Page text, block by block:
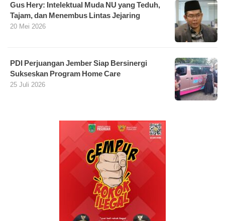
Gus Hery: Intelektual Muda NU yang Teduh,
Tajam, dan Menembus Lintas Jejaring
20 Mei 2026
PDI Perjuangan Jember Siap Bersinergi
Sukseskan Program Home Care
25 Juli 2026